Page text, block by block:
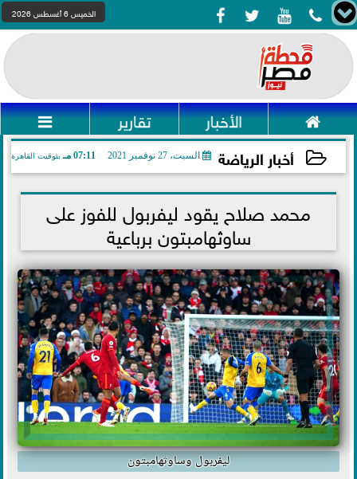
    الخميس 6 أغسطس 2026
 الأخبار تقارير 
أخبار الرياضة السبت، 27 نوفمبر 2021 07:11 مـ بتوقيت القاهرة
2021-11-27 19:11:56محمد صلاح يقود ليفربول للفوز على
ساوثهامبتون برباعية
ليفربول وساوثهامبتون